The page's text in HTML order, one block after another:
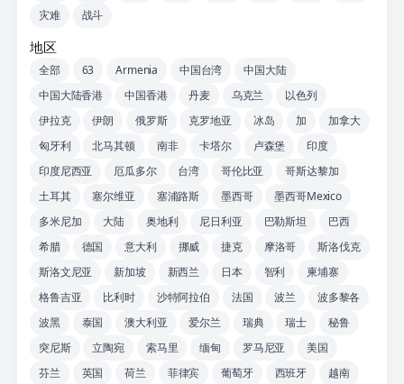
灾难
战斗
地区
全部 63 Armenia 中国台湾
中国大陆
中国大陆香港
中国香港 丹麦 乌克兰
以色列
伊拉克
伊朗 俄罗斯 克罗地亚 冰岛 加
加拿大
匈牙利
北马其顿 南非 卡塔尔 卢森堡
印度
印度尼西亚
厄瓜多尔 台湾 哥伦比亚
哥斯达黎加
土耳其
塞尔维亚 塞浦路斯 墨西哥
墨西哥Mexico
多米尼加
大陆 奥地利 尼日利亚 巴勒斯坦
巴西
希腊
德国 意大利 挪威 捷克 摩洛哥
斯洛伐克
斯洛文尼亚
新加坡 新西兰 日本 智利
柬埔寨
格鲁吉亚
比利时 沙特阿拉伯 法国 波兰
波多黎各
波黑
泰国 澳大利亚 爱尔兰 瑞典 瑞士
秘鲁
突尼斯
立陶宛 索马里 缅甸 罗马尼亚
美国
芬兰
英国 荷兰 菲律宾 葡萄牙 西班牙
越南